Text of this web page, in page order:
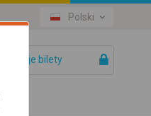
Polski
Twoje bilety